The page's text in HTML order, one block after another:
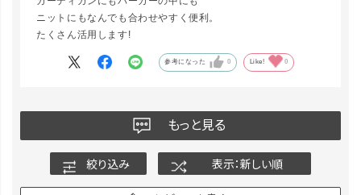
ニットにもなんでも合わせやすく便利。
たくさん活用します!
参考になった 0 Like! 0
もっと見る
絞り込み 表示：新しい順